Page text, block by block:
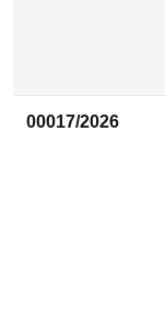
00017/2026